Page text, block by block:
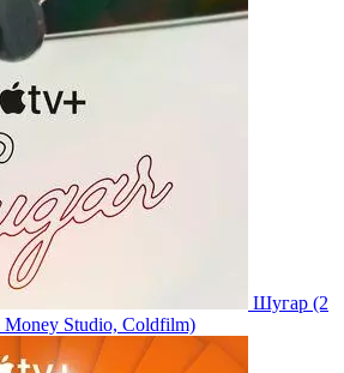
Шугар (2
Money Studio, Coldfilm)